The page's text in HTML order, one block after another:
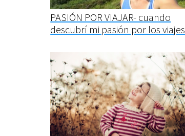
PASIÓN POR VIAJAR- cuando
descubrí mi pasión por los viajes